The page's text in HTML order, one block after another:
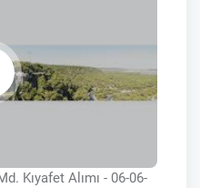
Kıyafet Alımı - 06-06-